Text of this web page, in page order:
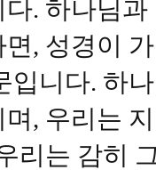
다. 하나님
면, 성경이
입니다. 하
며, 우리는
리는 감히